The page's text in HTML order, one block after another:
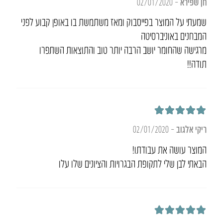
שמעתי על המוצר בפייסבוק ומאז משתמשת בו באופן קבוע לפני
המבחנים באוניברסיטה
מרגישה שהחומר יושב הרבה יותר טוב והתוצאות השתפרו
תודה!!
ריקי אלגוב–
02/01/2020
המוצר עושה את עבודתו!
הבאתי לבן שלי לתקופת הבגרויות והציונים שלו עלו